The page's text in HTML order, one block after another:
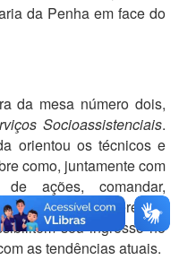
da Penha em face do
da mesa número dois,
Socioassistenciais.
orientou os técnicos e
como, juntamente com
ações, comandar,
usuários, diferentes
seu ingresso no
as tendências atuais.